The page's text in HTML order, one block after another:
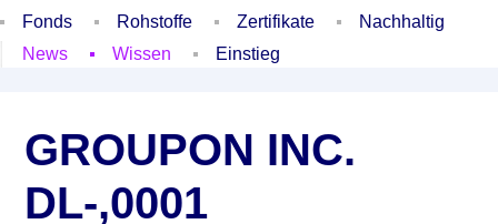
Fonds
Rohstoffe Zertifikate
Nachhaltig
News
Wissen Einstieg
GROUPON INC.
DL-,0001